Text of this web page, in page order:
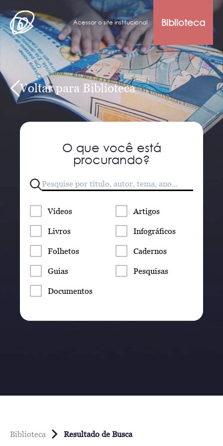
Acessar o site institucional Biblioteca
Voltar para Biblioteca
O que você está
procurando?
Vídeos Artigos
Livros Infográficos
Folhetos Cadernos
Guias Pesquisas
Documentos
Biblioteca Resultado de Busca